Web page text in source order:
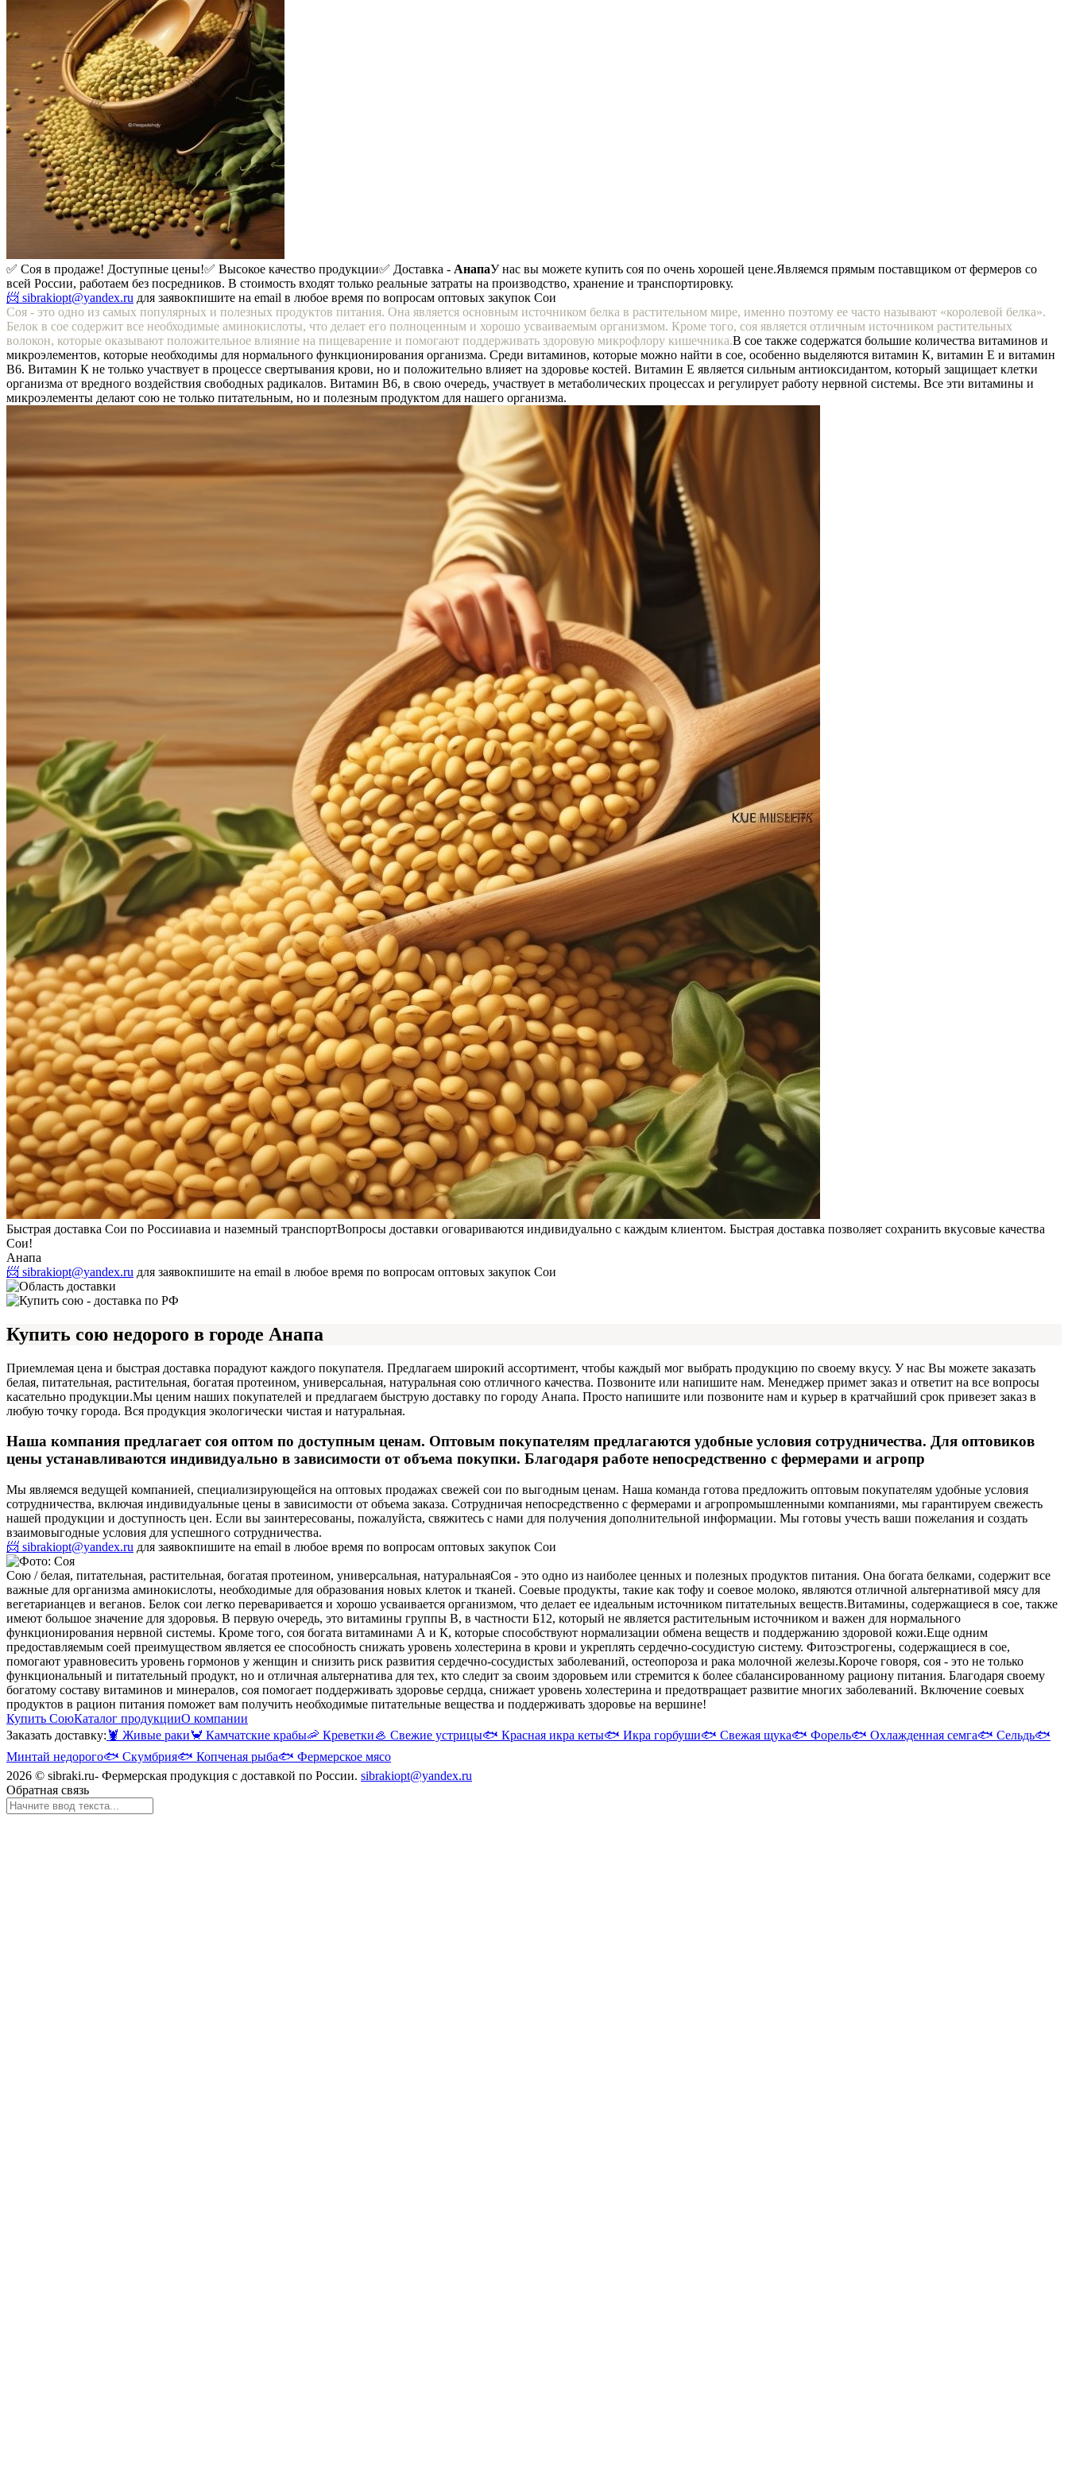
✅ Соя в продаже! Доступные цены!✅ Высокое качество продукции✅ Доставка - АнапаУ нас вы можете купить соя по очень хорошей цене.Являемся прямым поставщиком от фермеров со
всей России, работаем без посредников. В стоимость входят только реальные затраты на производство, хранение и транспортировку.
📨 sibrakiopt@yandex.ru для заявокпишите на email в любое время по вопросам оптовых закупок Сои
Соя - это одно из самых популярных и полезных продуктов питания. Она является основным источником белка в растительном мире, именно поэтому ее часто называют «королевой белка».
Белок в сое содержит все необходимые аминокислоты, что делает его полноценным и хорошо усваиваемым организмом. Кроме того, соя является отличным источником растительных
волокон, которые оказывают положительное влияние на пищеварение и помогают поддерживать здоровую микрофлору кишечника.В сое также содержатся большие количества витаминов и
микроэлементов, которые необходимы для нормального функционирования организма. Среди витаминов, которые можно найти в сое, особенно выделяются витамин К, витамин Е и витамин
В6. Витамин К не только участвует в процессе свертывания крови, но и положительно влияет на здоровье костей. Витамин Е является сильным антиоксидантом, который защищает клетки
организма от вредного воздействия свободных радикалов. Витамин В6, в свою очередь, участвует в метаболических процессах и регулирует работу нервной системы. Все эти витамины и
микроэлементы делают сою не только питательным, но и полезным продуктом для нашего организма.
Быстрая доставка Сои по Россииавиа и наземный транспортВопросы доставки оговариваются индивидуально с каждым клиентом. Быстрая доставка позволяет сохранить вкусовые качества
Сои!
Анапа
📨 sibrakiopt@yandex.ru для заявокпишите на email в любое время по вопросам оптовых закупок Сои
Купить сою недорого в городе Анапа
Приемлемая цена и быстрая доставка порадуют каждого покупателя. Предлагаем широкий ассортимент, чтобы каждый мог выбрать продукцию по своему вкусу. У нас Вы можете заказать
белая, питательная, растительная, богатая протеином, универсальная, натуральная сою отличного качества. Позвоните или напишите нам. Менеджер примет заказ и ответит на все вопросы
касательно продукции.Мы ценим наших покупателей и предлагаем быструю доставку по городу Анапа. Просто напишите или позвоните нам и курьер в кратчайший срок привезет заказ в
любую точку города. Вся продукция экологически чистая и натуральная.
Наша компания предлагает соя оптом по доступным ценам. Оптовым покупателям предлагаются удобные условия сотрудничества. Для оптовиков
цены устанавливаются индивидуально в зависимости от объема покупки. Благодаря работе непосредственно с фермерами и агропр
Мы являемся ведущей компанией, специализирующейся на оптовых продажах свежей сои по выгодным ценам. Наша команда готова предложить оптовым покупателям удобные условия
сотрудничества, включая индивидуальные цены в зависимости от объема заказа. Сотрудничая непосредственно с фермерами и агропромышленными компаниями, мы гарантируем свежесть
нашей продукции и доступность цен. Если вы заинтересованы, пожалуйста, свяжитесь с нами для получения дополнительной информации. Мы готовы учесть ваши пожелания и создать
взаимовыгодные условия для успешного сотрудничества.
📨 sibrakiopt@yandex.ru для заявокпишите на email в любое время по вопросам оптовых закупок Сои
Сою / белая, питательная, растительная, богатая протеином, универсальная, натуральнаяСоя - это одно из наиболее ценных и полезных продуктов питания. Она богата белками, содержит все
важные для организма аминокислоты, необходимые для образования новых клеток и тканей. Соевые продукты, такие как тофу и соевое молоко, являются отличной альтернативой мясу для
вегетарианцев и веганов. Белок сои легко переваривается и хорошо усваивается организмом, что делает ее идеальным источником питательных веществ.Витамины, содержащиеся в сое, также
имеют большое значение для здоровья. В первую очередь, это витамины группы В, в частности Б12, который не является растительным источником и важен для нормального
функционирования нервной системы. Кроме того, соя богата витаминами А и К, которые способствуют нормализации обмена веществ и поддержанию здоровой кожи.Еще одним
предоставляемым соей преимуществом является ее способность снижать уровень холестерина в крови и укреплять сердечно-сосудистую систему. Фитоэстрогены, содержащиеся в сое,
помогают уравновесить уровень гормонов у женщин и снизить риск развития сердечно-сосудистых заболеваний, остеопороза и рака молочной железы.Короче говоря, соя - это не только
функциональный и питательный продукт, но и отличная альтернатива для тех, кто следит за своим здоровьем или стремится к более сбалансированному рациону питания. Благодаря своему
богатому составу витаминов и минералов, соя помогает поддерживать здоровье сердца, снижает уровень холестерина и предотвращает развитие многих заболеваний. Включение соевых
продуктов в рацион питания поможет вам получить необходимые питательные вещества и поддерживать здоровье на вершине!
Купить СоюКаталог продукцииО компании
Заказать доставку: 🦞 Живые раки🦀 Камчатские крабы🦐 Креветки🦪 Свежие устрицы🐟 Красная икра кеты🐟 Икра горбуши🐟 Свежая щука🐟 Форель🐟 Охлажденная семга🐟 Сельдь🐟
Минтай недорого🐟 Скумбрия🐟 Копченая рыба🐟 Фермерское мясо
2026 © sibraki.ru- Фермерская продукция с доставкой по России. sibrakiopt@yandex.ru
Обратная связь